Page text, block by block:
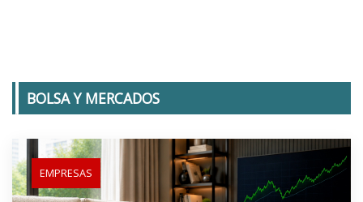
BOLSA Y MERCADOS
EMPRESAS